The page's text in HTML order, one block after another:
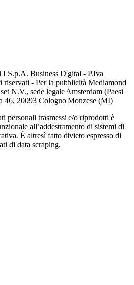
S.p.A. Business Digital - P.Iva
- Per la pubblicità Mediamond
N.V., sede legale Amsterdam (Paesi
46, 20093 Cologno Monzese (MI)
personali trasmessi e/o riprodotti è
all’addestramento di sistemi di
È altresì fatto divieto espresso di
di data scraping.